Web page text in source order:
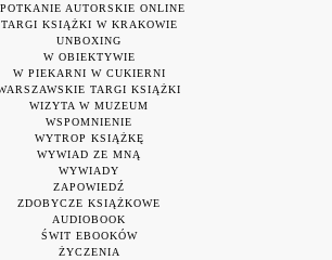
AUTORSKIE ONLINE
TARGI KSIĄŻKI W KRAKOWIE
UNBOXING
W OBIEKTYWIE
W PIEKARNI W CUKIERNI
TARGI KSIĄŻKI
WIZYTA W MUZEUM
WSPOMNIENIE
WYTROP KSIĄŻKĘ
WYWIAD ZE MNĄ
WYWIADY
ZAPOWIEDŹ
ZDOBYCZE KSIĄŻKOWE
AUDIOBOOK
ŚWIT EBOOKÓW
ŻYCZENIA